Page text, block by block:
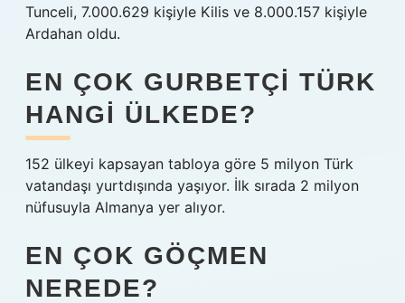
Tunceli, 7.000.629 kişiyle Kilis ve 8.000.157 kişiyle
Ardahan oldu.
EN ÇOK GURBETÇI TÜRK
HANGI ÜLKEDE?
152 ülkeyi kapsayan tabloya göre 5 milyon Türk
vatandaşı yurtdışında yaşıyor. İlk sırada 2 milyon
nüfusuyla Almanya yer alıyor.
EN ÇOK GÖÇMEN
NEREDE?